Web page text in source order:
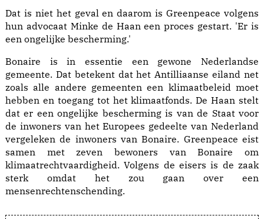
Dat is niet het geval en daarom is Greenpeace volgens
hun advocaat Minke de Haan een proces gestart. 'Er is
een ongelijke bescherming.'
Bonaire is in essentie een gewone Nederlandse
gemeente. Dat betekent dat het Antilliaanse eiland net
zoals alle andere gemeenten een klimaatbeleid moet
hebben en toegang tot het klimaatfonds. De Haan stelt
dat er een ongelijke bescherming is van de Staat voor
de inwoners van het Europees gedeelte van Nederland
vergeleken de inwoners van Bonaire. Greenpeace eist
samen met zeven bewoners van Bonaire om
klimaatrechtvaardigheid. Volgens de eisers is de zaak
sterk omdat het zou gaan over een
mensenrechtenschending.